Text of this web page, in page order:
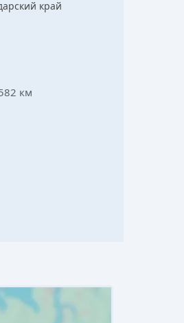
край
км